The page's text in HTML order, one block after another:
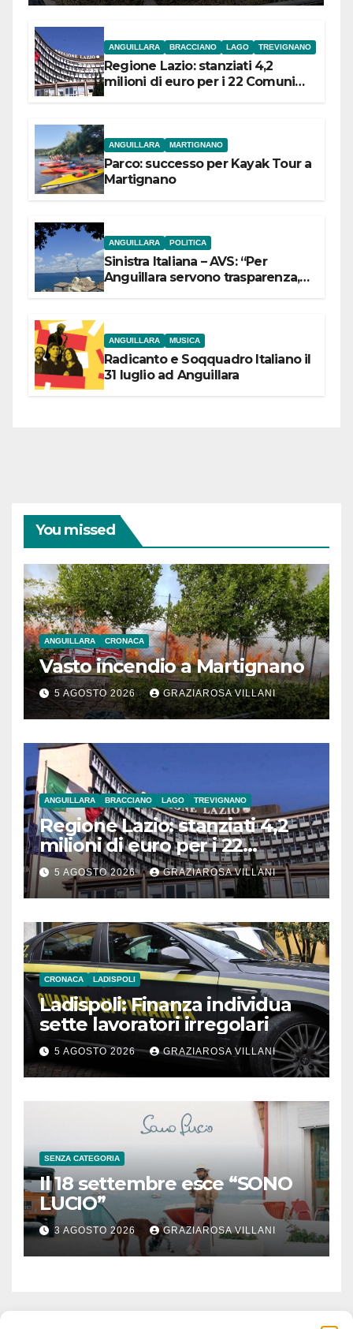
ANGUILLARA BRACCIANO LAGO TREVIGNANO
Regione Lazio: stanziati 4,2
milioni di euro per i 22 Comuni
ANGUILLARA MARTIGNANO
Parco: successo per Kayak Tour a
Martignano
ANGUILLARA POLITICA
Sinistra Italiana – AVS: “Per
Anguillara servono trasparenza,
ANGUILLARA MUSICA
Radicanto e Soqquadro Italiano il
31 luglio ad Anguillara
You missed
ANGUILLARA CRONACA
Vasto incendio a Martignano
5 AGOSTO 2026 GRAZIAROSA VILLANI
ANGUILLARA BRACCIANO LAGO TREVIGNANO
Regione Lazio: stanziati 4,2
milioni di euro per i 22
Comuni dell’Etruria
Meridionale
5 AGOSTO 2026 GRAZIAROSA VILLANI
CRONACA LADISPOLI
Ladispoli: Finanza individua
sette lavoratori irregolari
5 AGOSTO 2026 GRAZIAROSA VILLANI
SENZA CATEGORIA
Il 18 settembre esce “SONO
LUCIO”
3 AGOSTO 2026 GRAZIAROSA VILLANI